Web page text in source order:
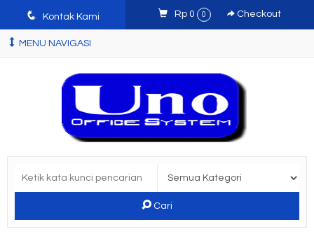
q Kontak Kami Rp 0 0 Checkout
MENU NAVIGASI
Cari